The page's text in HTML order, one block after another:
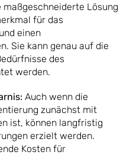
maßgeschneiderte Lösung
für das
einen
Sie kann genau auf die
des
werden.
Auch wenn die
zunächst mit
ist, können langfristig
erzielt werden.
Kosten für